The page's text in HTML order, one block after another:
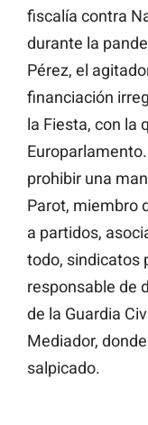
fiscalía contra
durante la
Pérez, el
financiación
la Fiesta, con la
prohibir una
Parot, miembro
a partidos,
todo, sindicatos
responsable de
de la Guardia
Mediador,
salpicado.